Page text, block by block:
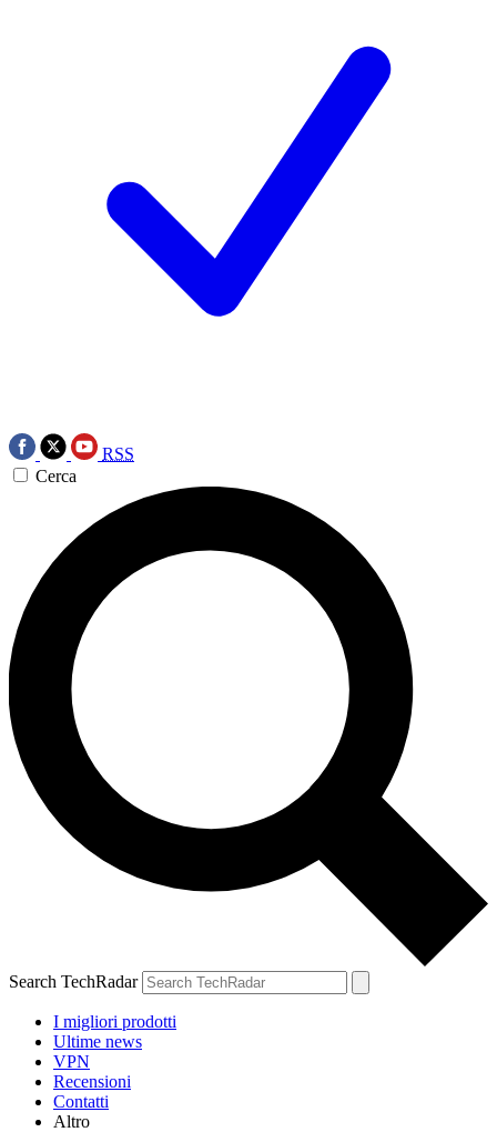
RSS
Cerca
Search TechRadar
I migliori prodotti
Ultime news
VPN
Recensioni
Contatti
Altro